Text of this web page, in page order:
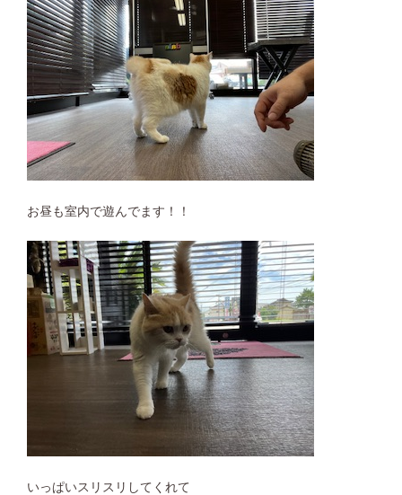
お昼も室内で遊んでます！！
いっぱいスリスリしてくれて